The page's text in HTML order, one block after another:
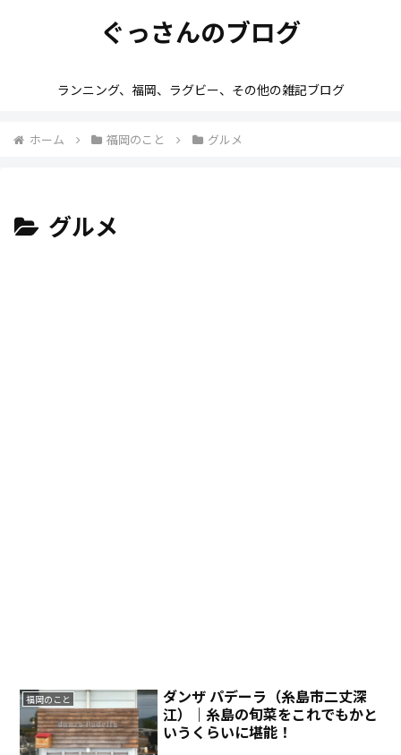
ぐっさんのブログ
ランニング、福岡、ラグビー、その他の雑記ブログ
ホーム 福岡のこと グルメ
グルメ
福岡のこと
ダンザ パデーラ（糸島市二丈深
江）｜糸島の旬菜をこれでもかと
いうくらいに堪能！